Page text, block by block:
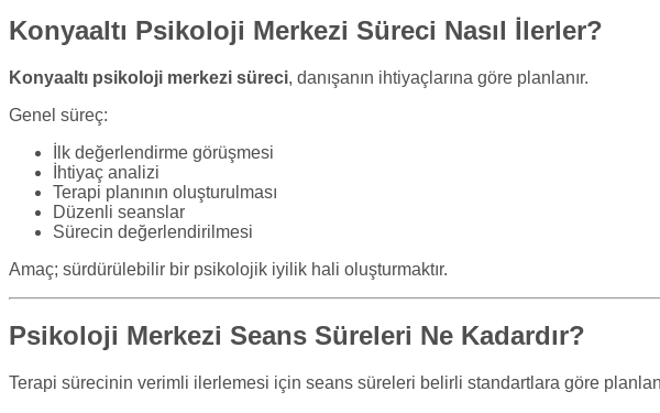
Konyaaltı Psikoloji Merkezi Süreci Nasıl İlerler?
Konyaaltı psikoloji merkezi süreci, danışanın ihtiyaçlarına göre planlanır.
Genel süreç:
İlk değerlendirme görüşmesi
İhtiyaç analizi
Terapi planının oluşturulması
Düzenli seanslar
Sürecin değerlendirilmesi
Amaç; sürdürülebilir bir psikolojik iyilik hali oluşturmaktır.
Psikoloji Merkezi Seans Süreleri Ne Kadardır?
Terapi sürecinin verimli ilerlemesi için seans süreleri belirli standartlara göre